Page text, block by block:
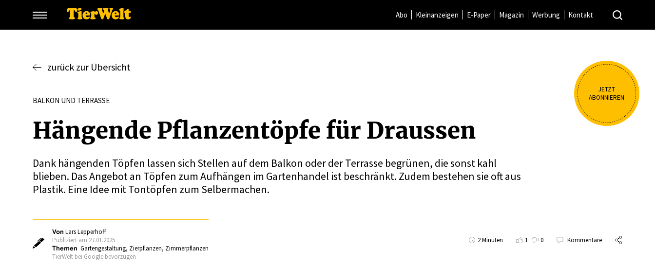
Abo Kleinanzeigen E-Paper Magazin Werbung Kontakt
JETZT
ABONNIEREN
zurück zur Übersicht
BALKON UND TERRASSE
Hängende Pflan­zen­töpfe für Draussen
Dank hängenden Töpfen lassen sich Stellen auf dem Balkon oder der Terrasse begrünen, die sonst kahl
blieben. Das Angebot an Töpfen zum Aufhängen im Gartenhandel ist beschränkt. Zudem bestehen sie oft aus
Plastik. Eine Idee mit Tontöpfen zum Selbermachen.
VonLars Lepperhoff
Publiziert am 27.01.2025
Themen Gartengestaltung, Zierpflanzen, Zimmerpflanzen
TierWelt bei Google bevorzugen
2 Minuten 1 0 Kommentare